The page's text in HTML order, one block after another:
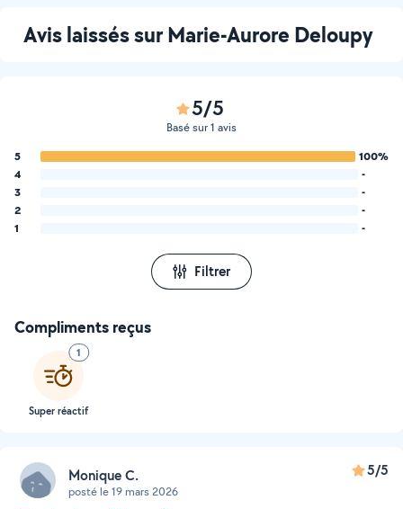
Avis laissés sur Marie-Aurore Deloupy
5/5
Basé sur 1 avis
5
100%
4
-
3
-
2
-
1
-
Filtrer
Compliments reçus
1
Super réactif
Monique C.
posté le 19 mars 2026
5/5